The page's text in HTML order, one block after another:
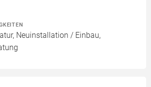
Neuinstallation / Einbau,